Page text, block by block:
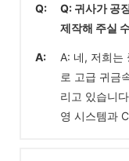
Q:
Q: 귀사가 공
제작해 주실
A:
A: 네, 저희는
로 고급 귀금
리고 있습니
영 시스템과